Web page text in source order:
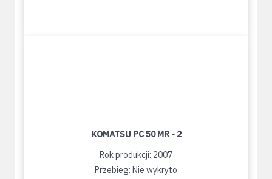
KOMATSU PC 50 MR - 2
Rok produkcji: 2007
Przebieg: Nie wykryto